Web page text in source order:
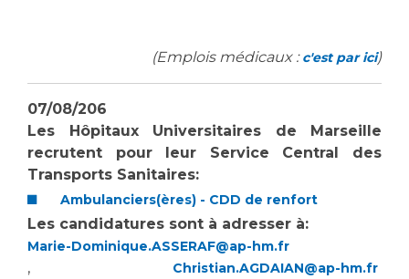
Vous avez un examen d'imagerie ou de radiologie
Vous avez une analyse à réaliser
Vous venez en consultation
myaphm, votre espace santé en ligne
Infos COVID-19
Vivre ensemble à l'hôpital
Emplois administratifs
Espace Formation
Étudiants hospitaliers
Emplois techniques et médico-techniques
Emplois divers
Emplois socio-éducatifs
Statuts
Stages paramédicaux
(Emplois médicaux :c'est par ici)
07/08/206
Les Hôpitaux Universitaires de Marseille
recrutent pour leur Service Central des
Transports Sanitaires:
Ambulanciers(ères) - CDD de renfort
Les candidatures sont à adresser à:
Marie-Dominique.ASSERAF@ap-hm.fr
, Christian.AGDAIAN@ap-hm.fr